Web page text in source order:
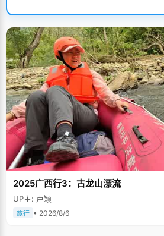
2025广西行3：古龙山漂流
UP主: 卢颖
旅行 • 2026/8/6